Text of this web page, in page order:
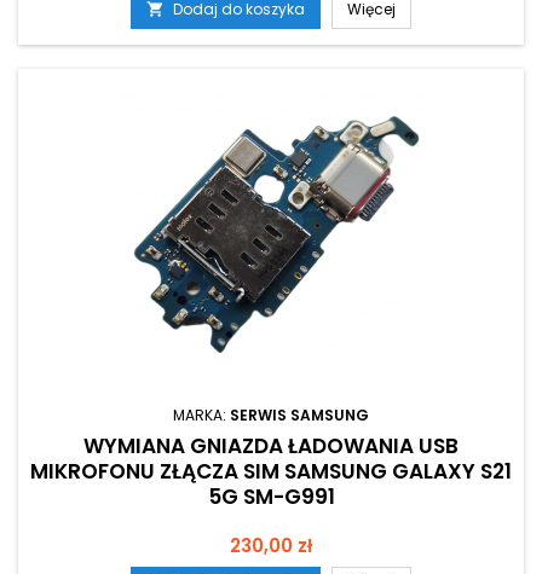
 Dodaj do koszyka Więcej
MARKA: SERWIS SAMSUNG
WYMIANA GNIAZDA ŁADOWANIA USB
MIKROFONU ZŁĄCZA SIM SAMSUNG GALAXY S21
5G SM-G991
Cena
230,00 zł